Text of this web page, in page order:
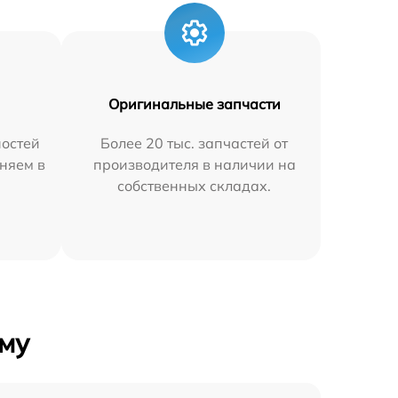
в
Оригинальные запчасти
Более 20 тыс. запчастей от
производителя в наличии на
собственных складах.